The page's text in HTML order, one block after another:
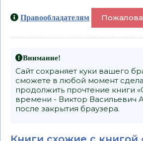
Правообладателям
Внимание!
Сайт сохраняет куки вашего
сможете в любой момент
продолжить прочтение книги
времени - Виктор Васильевич
после закрытия браузера.